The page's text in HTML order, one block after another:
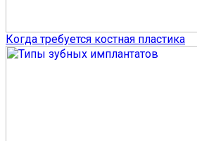
Когда требуется костная пластика